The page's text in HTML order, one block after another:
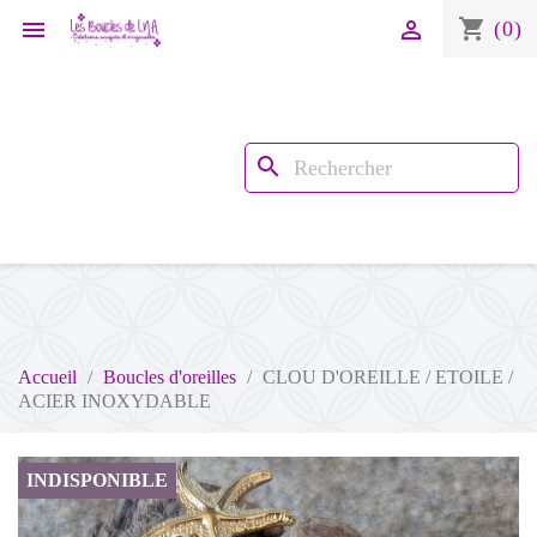
 shopping_cart (0)

search
Accueil Boucles d'oreilles
CLOU D'OREILLE / ETOILE /
ACIER INOXYDABLE
INDISPONIBLE